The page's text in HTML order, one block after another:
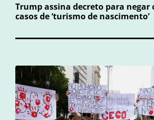
Trump assina decreto para negar
casos de ‘turismo de nascimento’